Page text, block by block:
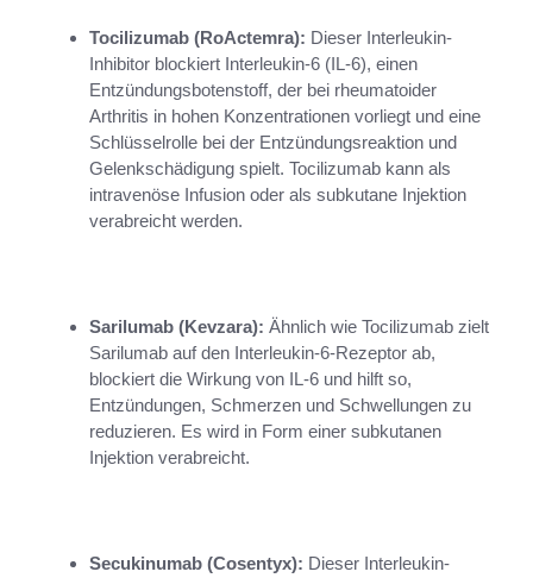
Tocilizumab (RoActemra): Dieser Interleukin-
Inhibitor blockiert Interleukin-6 (IL-6), einen
Entzündungsbotenstoff, der bei rheumatoider
Arthritis in hohen Konzentrationen vorliegt und eine
Schlüsselrolle bei der Entzündungsreaktion und
Gelenkschädigung spielt. Tocilizumab kann als
intravenöse Infusion oder als subkutane Injektion
verabreicht werden.
Sarilumab (Kevzara): Ähnlich wie Tocilizumab zielt
Sarilumab auf den Interleukin-6-Rezeptor ab,
blockiert die Wirkung von IL-6 und hilft so,
Entzündungen, Schmerzen und Schwellungen zu
reduzieren. Es wird in Form einer subkutanen
Injektion verabreicht.
Secukinumab (Cosentyx): Dieser Interleukin-